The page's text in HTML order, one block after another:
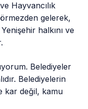
Hayvancılık
gelerek,
halkını ve
Belediyeler
Belediyelerin
kar değil, kamu